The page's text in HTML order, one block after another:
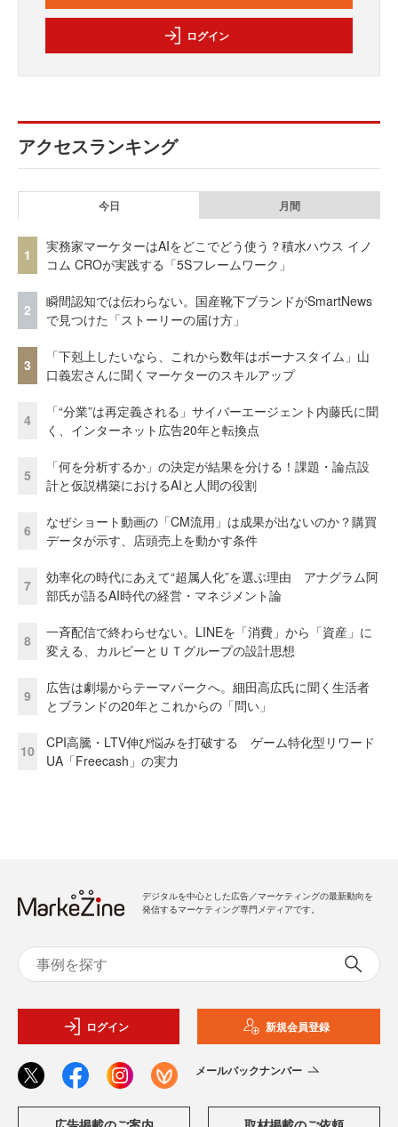
ログイン
アクセスランキング
今日 月間
1
実務家マーケターはAIをどこでどう使う？積水ハウス イノ
コム CROが実践する「5Sフレームワーク」
2
瞬間認知では伝わらない。国産靴下ブランドがSmartNews
で見つけた「ストーリーの届け方」
3
「下剋上したいなら、これから数年はボーナスタイム」山
口義宏さんに聞くマーケターのスキルアップ
4
「“分業”は再定義される」サイバーエージェント内藤氏に聞
く、インターネット広告20年と転換点
5
「何を分析するか」の決定が結果を分ける！課題・論点設
計と仮説構築におけるAIと人間の役割
6
なぜショート動画の「CM流用」は成果が出ないのか？購買
データが示す、店頭売上を動かす条件
7
効率化の時代にあえて“超属人化”を選ぶ理由 アナグラム阿
部氏が語るAI時代の経営・マネジメント論
8
一斉配信で終わらせない。LINEを「消費」から「資産」に
変える、カルビーとＵＴグループの設計思想
9
広告は劇場からテーマパークへ。細田高広氏に聞く生活者
とブランドの20年とこれからの「問い」
10
CPI高騰・LTV伸び悩みを打破する ゲーム特化型リワード
UA「Freecash」の実力
デジタルを中心とした広告／マーケティングの最新動向を
発信するマーケティング専門メディアです。
ログイン 新規会員登録
メールバックナンバー